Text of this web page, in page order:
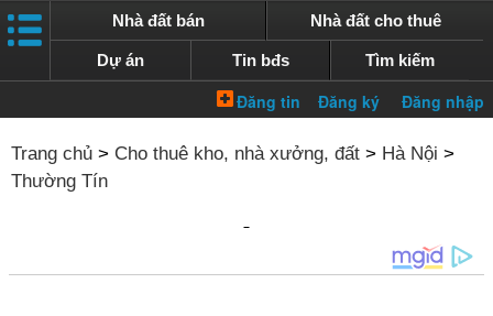
Nhà đất bán Nhà đất cho thuê
Dự án Tin bđs Tìm kiếm
Trang chủ > Cho thuê kho, nhà xưởng, đất > Hà Nội >
Thường Tín